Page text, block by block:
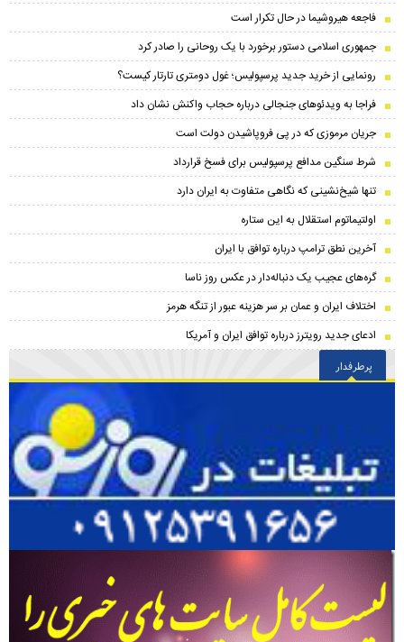
فاجعه هیروشیما در حال تکرار است
جمهوری اسلامی دستور برخورد با یک روحانی را صادر کرد
رونمایی از خرید جدید پرسپولیس؛ غول دومتری تارتار کیست؟
فراجا به ویدئوهای جنجالی درباره حجاب واکنش نشان داد
جریان مرموزی که در پی فروپاشیدن دولت است
شرط سنگین مدافع پرسپولیس برای فسخ قرارداد
تنها شیخ‌نشینی که نگاهی متفاوت به ایران دارد
اولتیماتوم استقلال به این ستاره
آخرین نطق ترامپ درباره توافق با ایران
گره‌های عجیب یک دنباله‌دار در عکس روز ناسا
اختلاف ایران و عمان بر سر هزینه عبور از تنگه هرمز
ادعای جدید رویترز درباره توافق ایران و آمریکا
پرطرفدار